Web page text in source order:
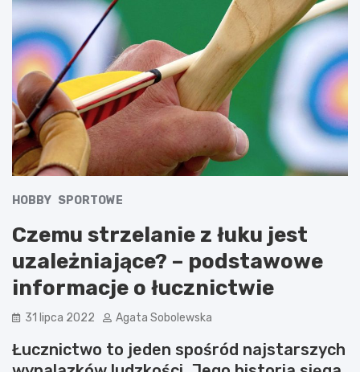
HOBBY SPORTOWE
Czemu strzelanie z łuku jest
uzależniające? – podstawowe
informacje o łucznictwie
31 lipca 2022 Agata Sobolewska
Łucznictwo to jeden spośród najstarszych